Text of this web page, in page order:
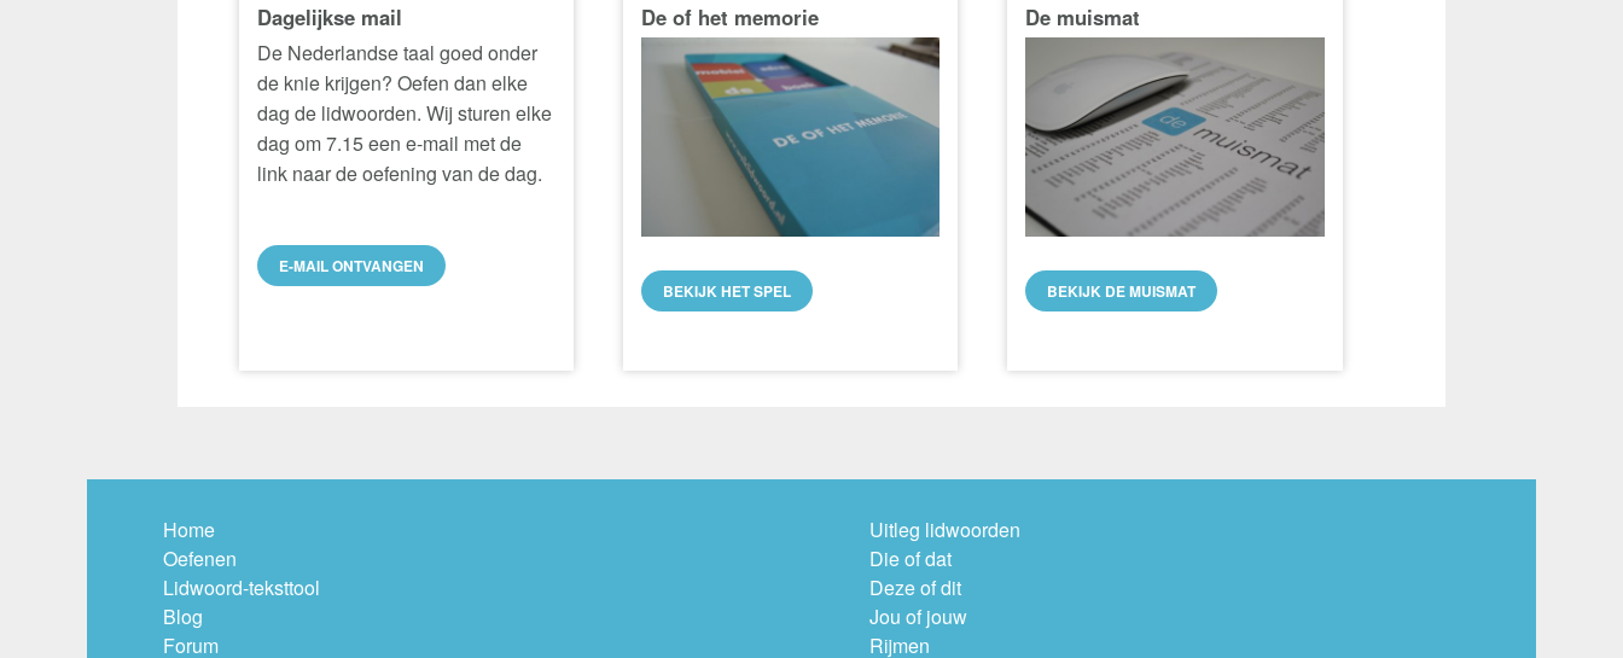
Dagelijkse mail
De Nederlandse taal goed onder
de knie krijgen? Oefen dan elke
dag de lidwoorden. Wij sturen elke
dag om 7.15 een e-mail met de
link naar de oefening van de dag.
E-MAIL ONTVANGEN
De of het memorie
BEKIJK HET SPEL
De muismat
BEKIJK DE MUISMAT
Home
Oefenen
Lidwoord-teksttool
Blog
Forum
Uitleg lidwoorden
Die of dat
Deze of dit
Jou of jouw
Rijmen